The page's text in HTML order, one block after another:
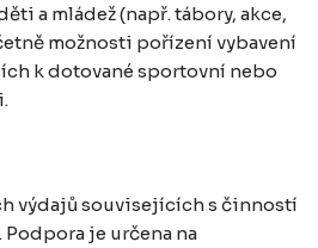
a mládež (např. tábory, akce,
možnosti pořízení vybavení
k dotované sportovní nebo
výdajů souvisejících s činností
je určena na